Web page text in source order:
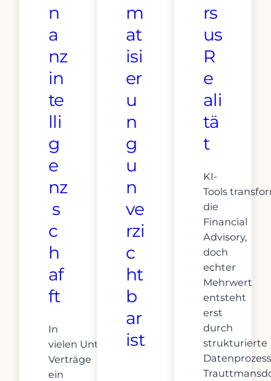
n
a
nz
in
te
lli
g
e
nz
s
c
h
af
ft
In
vielen Unternehmen sind
Verträge
ein
m
at
isi
er
u
n
g
u
n
ve
rzi
c
ht
b
ar
ist
rs
us
R
e
ali
tä
t
KI-
Tools
die
Financial
Advisory,
doch
echter
Mehrwert
entsteht
erst
durch
strukturierte